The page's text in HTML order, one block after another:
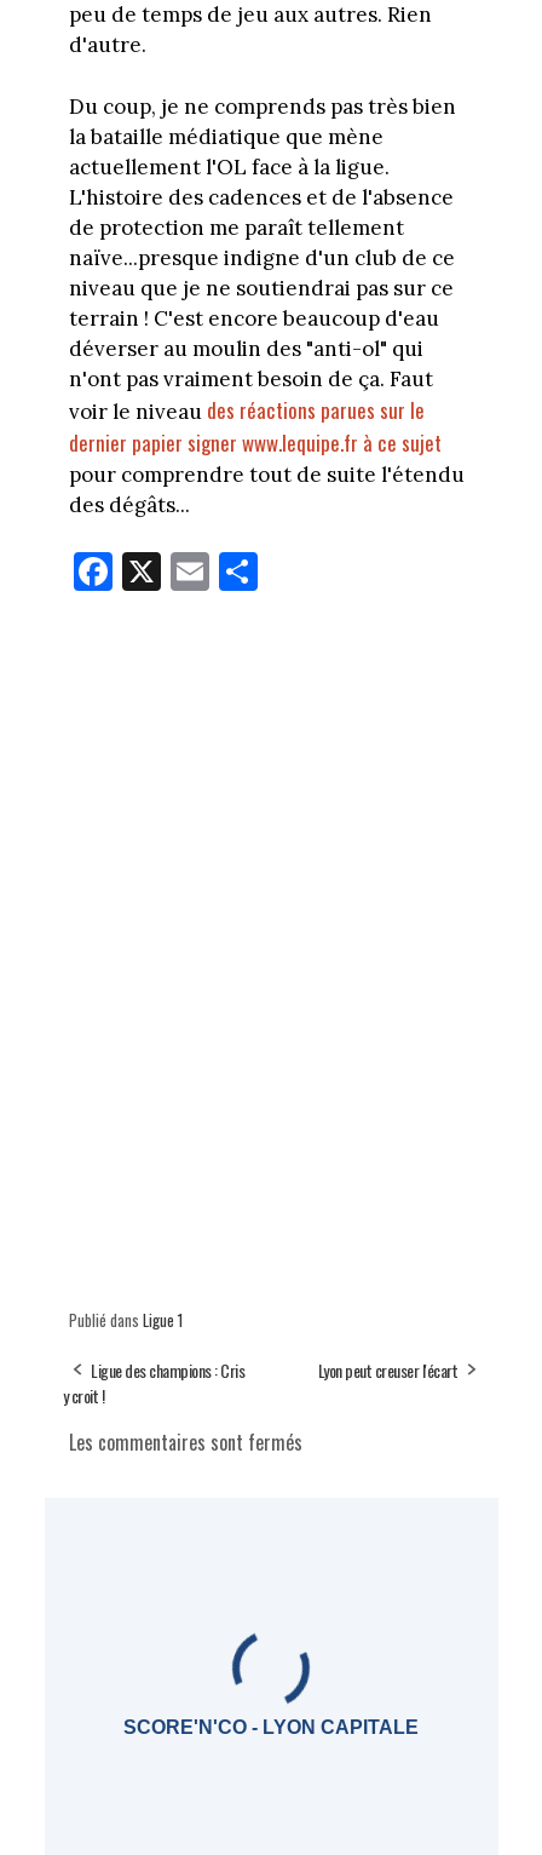
peu de temps de jeu aux autres. Rien
d'autre.
Du coup, je ne comprends pas très bien
la bataille médiatique que mène
actuellement l'OL face à la ligue.
L'histoire des cadences et de l'absence
de protection me paraît tellement
naïve...presque indigne d'un club de ce
niveau que je ne soutiendrai pas sur ce
terrain ! C'est encore beaucoup d'eau
déverser au moulin des "anti-ol" qui
n'ont pas vraiment besoin de ça. Faut
voir le niveau des réactions parues sur le
dernier papier signer www.lequipe.fr à ce sujet
pour comprendre tout de suite l'étendu
des dégâts...
Fa
ce
X E
m
Pa
rt
Publié dans Ligue 1
Ligue des champions : Cris
y croit !
Lyon peut creuser l'écart
Les commentaires sont fermés
SCORE'N'CO - LYON CAPITALE